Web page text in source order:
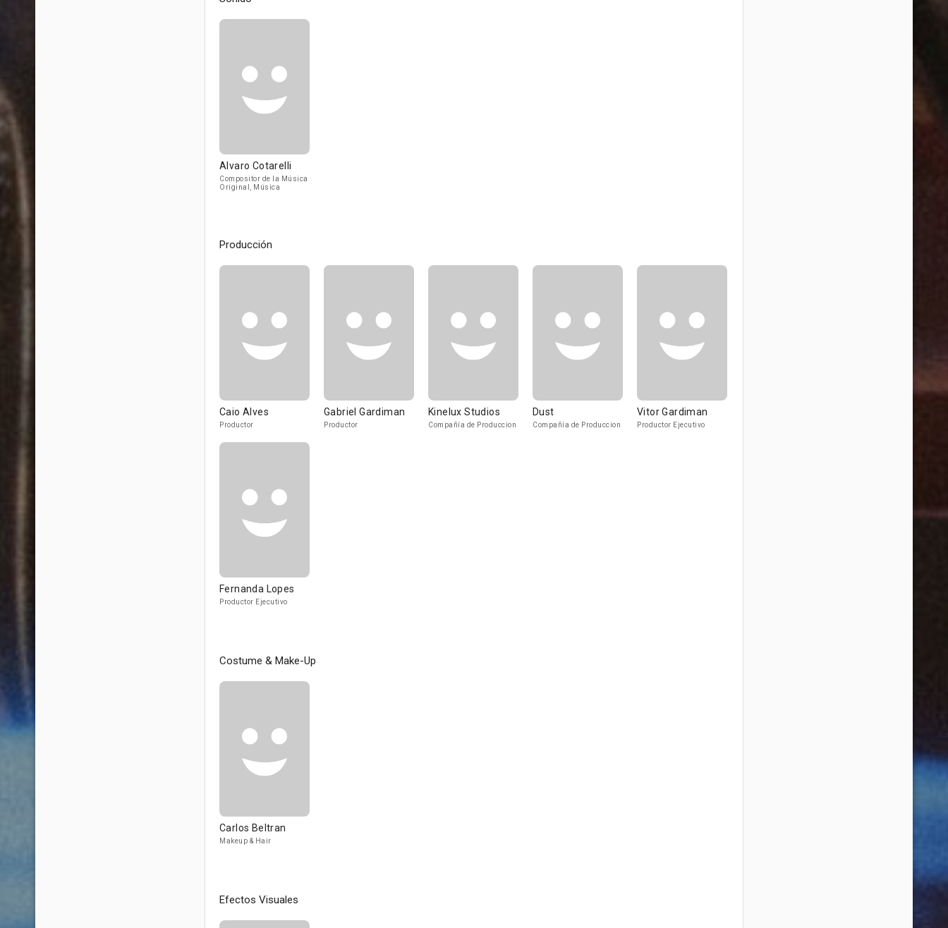
Alvaro Cotarelli
Compositor de la Música
Original, Música
Producción
Caio Alves
Productor
Gabriel Gardiman
Productor
Kinelux Studios
Compañía de Produccion
Dust
Compañía de Produccion
Vitor Gardiman
Productor Ejecutivo
Fernanda Lopes
Productor Ejecutivo
Costume & Make-Up
Carlos Beltran
Makeup & Hair
Efectos Visuales